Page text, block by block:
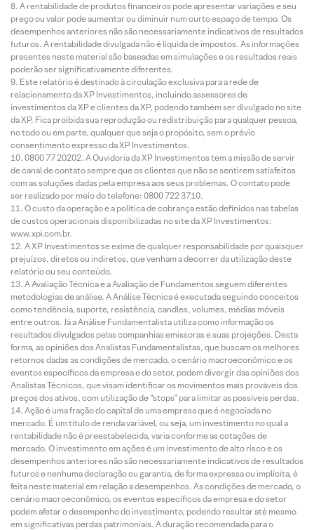
A rentabilidade de produtos financeiros pode apresentar variações e seu
preço ou valor pode aumentar ou diminuir num curto espaço de tempo. Os
desempenhos anteriores não são necessariamente indicativos de resultados
futuros. A rentabilidade divulgada não é líquida de impostos. As informações
presentes neste material são baseadas em simulações e os resultados reais
poderão ser significativamente diferentes.
Este relatório é destinado à circulação exclusiva para a rede de
relacionamento da XP Investimentos, incluindo assessores de
investimentos da XP e clientes da XP, podendo também ser divulgado no site
da XP. Fica proibida sua reprodução ou redistribuição para qualquer pessoa,
no todo ou em parte, qualquer que seja o propósito, sem o prévio
consentimento expresso da XP Investimentos.
0800 77 20202. A Ouvidoria da XP Investimentos tem a missão de servir
de canal de contato sempre que os clientes que não se sentirem satisfeitos
com as soluções dadas pela empresa aos seus problemas. O contato pode
ser realizado por meio do telefone: 0800 722 3710.
O custo da operação e a política de cobrança estão definidos nas tabelas
de custos operacionais disponibilizadas no site da XP Investimentos:
www.xpi.com.br.
A XP Investimentos se exime de qualquer responsabilidade por quaisquer
prejuízos, diretos ou indiretos, que venham a decorrer da utilização deste
relatório ou seu conteúdo.
A Avaliação Técnica e a Avaliação de Fundamentos seguem diferentes
metodologias de análise. A Análise Técnica é executada seguindo conceitos
como tendência, suporte, resistência, candles, volumes, médias móveis
entre outros. Já a Análise Fundamentalista utiliza como informação os
resultados divulgados pelas companhias emissoras e suas projeções. Desta
forma, as opiniões dos Analistas Fundamentalistas, que buscam os melhores
retornos dadas as condições de mercado, o cenário macroeconômico e os
eventos específicos da empresa e do setor, podem divergir das opiniões dos
Analistas Técnicos, que visam identificar os movimentos mais prováveis dos
preços dos ativos, com utilização de “stops” para limitar as possíveis perdas.
Ação é uma fração do capital de uma empresa que é negociada no
mercado. É um título de renda variável, ou seja, um investimento no qual a
rentabilidade não é preestabelecida, varia conforme as cotações de
mercado. O investimento em ações é um investimento de alto risco e os
desempenhos anteriores não são necessariamente indicativos de resultados
futuros e nenhuma declaração ou garantia, de forma expressa ou implícita, é
feita neste material em relação a desempenhos. As condições de mercado, o
cenário macroeconômico, os eventos específicos da empresa e do setor
podem afetar o desempenho do investimento, podendo resultar até mesmo
em significativas perdas patrimoniais. A duração recomendada para o